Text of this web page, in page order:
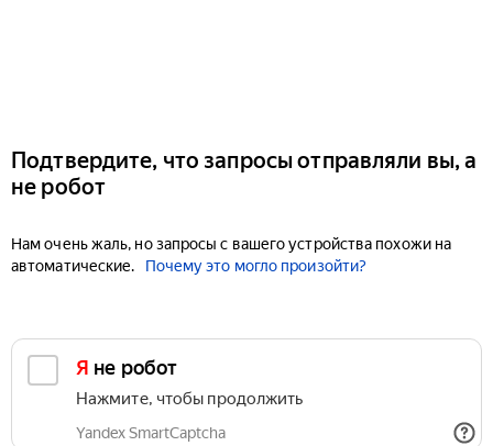
Подтвердите, что запросы отправляли вы, а
не робот
Нам очень жаль, но запросы с вашего устройства похожи на
автоматические.
Почему это могло произойти?
Я не робот
Нажмите, чтобы продолжить
Yandex SmartCaptcha